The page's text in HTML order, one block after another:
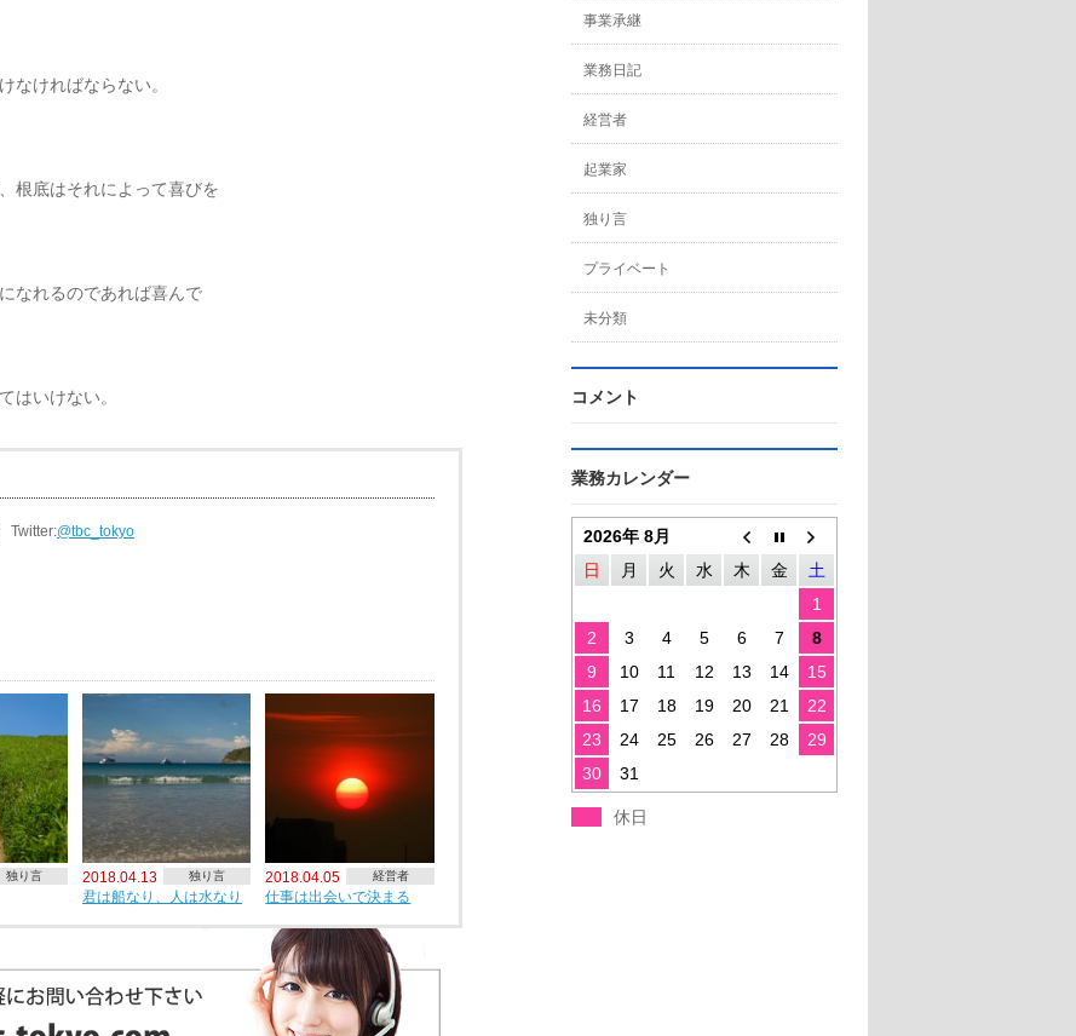
なければならない。
根底はそれによって喜びを
なれるのであれば喜んで
はいけない。
Twitter:@tbc_tokyo
独り言 2018.04.13 独り言
君は船なり、人は水なり
2018.04.05 経営者
仕事は出会いで決まる
事業承継
業務日記
経営者
起業家
独り言
プライベート
未分類
コメント
業務カレンダー
2026年 8月
日
月 火 水 木 金
土
1
2
3 4 5 6 7
8
9
10 11 12 13 14
15
16
17 18 19 20 21
22
23
24 25 26 27 28
29
30
31
休日